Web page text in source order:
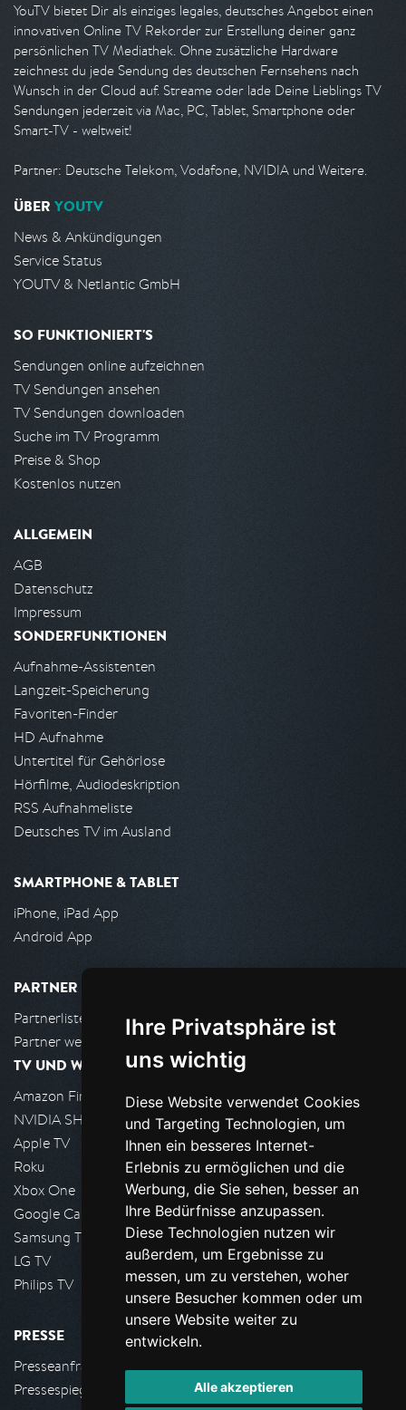
Ihre Privatsphäre ist
uns wichtig
Diese Website verwendet Cookies
und Targeting Technologien, um
Ihnen ein besseres Internet-
Erlebnis zu ermöglichen und die
Werbung, die Sie sehen, besser an
Ihre Bedürfnisse anzupassen.
Diese Technologien nutzen wir
außerdem, um Ergebnisse zu
messen, um zu verstehen, woher
unsere Besucher kommen oder um
unsere Website weiter zu
entwickeln.
Alle akzeptieren
YouTV bietet Dir als einziges legales, deutsches Angebot einen
innovativen Online TV Rekorder zur Erstellung deiner ganz
persönlichen TV Mediathek. Ohne zusätzliche Hardware
zeichnest du jede Sendung des deutschen Fernsehens nach
Wunsch in der Cloud auf. Streame oder lade Deine Lieblings TV
Sendungen jederzeit via Mac, PC, Tablet, Smartphone oder
Smart-TV - weltweit!
Partner: Deutsche Telekom, Vodafone, NVIDIA und Weitere.
ÜBER YOUTV
News & Ankündigungen
Service Status
YOUTV & Netlantic GmbH
SO FUNKTIONIERT'S
Sendungen online aufzeichnen
TV Sendungen ansehen
TV Sendungen downloaden
Suche im TV Programm
Preise & Shop
Kostenlos nutzen
ALLGEMEIN
AGB
Datenschutz
Impressum
SONDERFUNKTIONEN
Aufnahme-Assistenten
Langzeit-Speicherung
Favoriten-Finder
HD Aufnahme
Untertitel für Gehörlose
Hörfilme, Audiodeskription
RSS Aufnahmeliste
Deutsches TV im Ausland
SMARTPHONE & TABLET
iPhone, iPad App
Android App
PARTNER
Partnerliste
Partner werden
TV UND WOHNZIMMER
Amazon FireTV
NVIDIA SHIELD, Google TV
Apple TV
Roku
Xbox One
Google Cast
Samsung TV
LG TV
Philips TV
PRESSE
Presseanfrage stellen
Pressespiegel